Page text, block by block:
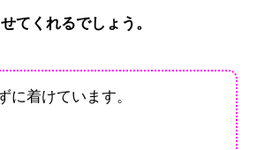
てくれるでしょう。
に着けています。